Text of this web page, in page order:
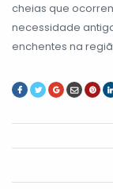
cheias que
necessidade
enchentes na